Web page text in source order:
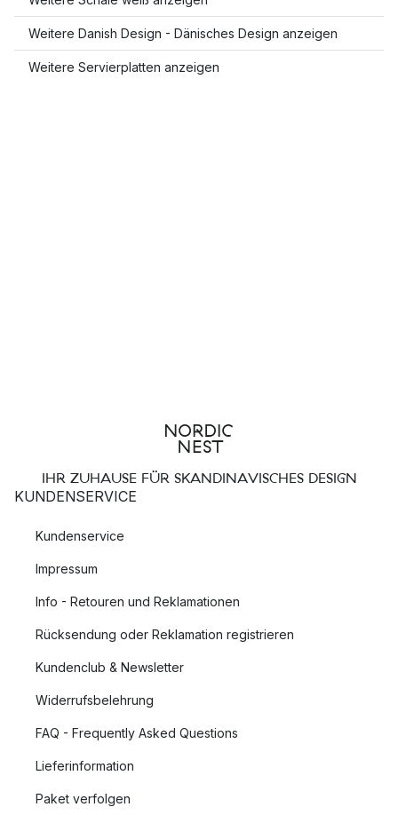
Weitere Danish Design - Dänisches Design anzeigen
Weitere Servierplatten anzeigen
IHR ZUHAUSE FÜR SKANDINAVISCHES DESIGN
KUNDENSERVICE
Kundenservice
Impressum
Info - Retouren und Reklamationen
Rücksendung oder Reklamation registrieren
Kundenclub & Newsletter
Widerrufsbelehrung
FAQ - Frequently Asked Questions
Lieferinformation
Paket verfolgen